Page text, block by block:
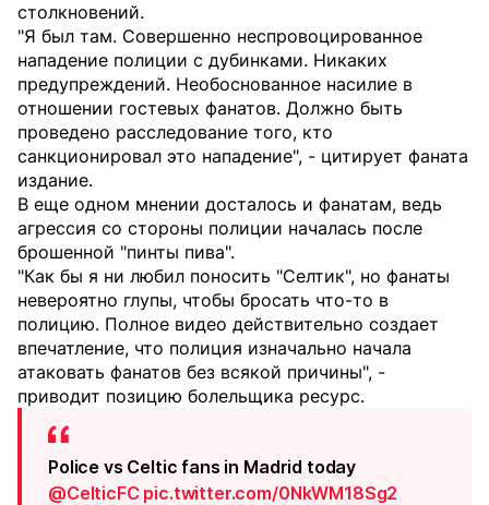
столкновений.
"Я был там. Совершенно неспровоцированное
нападение полиции с дубинками. Никаких
предупреждений. Необоснованное насилие в
отношении гостевых фанатов. Должно быть
проведено расследование того, кто
санкционировал это нападение", - цитирует фаната
издание.
В еще одном мнении досталось и фанатам, ведь
агрессия со стороны полиции началась после
брошенной "пинты пива".
"Как бы я ни любил поносить "Селтик", но фанаты
невероятно глупы, чтобы бросать что-то в
полицию. Полное видео действительно создает
впечатление, что полиция изначально начала
атаковать фанатов без всякой причины", -
приводит позицию болельщика ресурс.
Police vs Celtic fans in Madrid today
@CelticFC pic.twitter.com/0NkWM18Sg2